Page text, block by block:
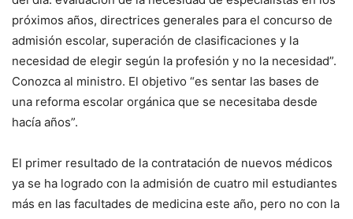
próximos años, directrices generales para el concurso de
admisión escolar, superación de clasificaciones y la
necesidad de elegir según la profesión y no la necesidad”.
Conozca al ministro. El objetivo “es sentar las bases de
una reforma escolar orgánica que se necesitaba desde
hacía años”.
El primer resultado de la contratación de nuevos médicos
ya se ha logrado con la admisión de cuatro mil estudiantes
más en las facultades de medicina este año, pero no con la